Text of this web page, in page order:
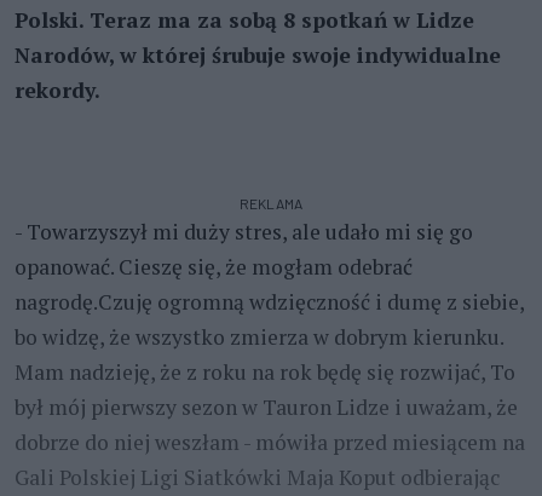
Polski. Teraz ma za sobą 8 spotkań w Lidze
Narodów, w której śrubuje swoje indywidualne
rekordy.
REKLAMA
- Towarzyszył mi duży stres, ale udało mi się go
opanować. Cieszę się, że mogłam odebrać
nagrodę.Czuję ogromną wdzięczność i dumę z siebie,
bo widzę, że wszystko zmierza w dobrym kierunku.
Mam nadzieję, że z roku na rok będę się rozwijać, To
był mój pierwszy sezon w Tauron Lidze i uważam, że
dobrze do niej weszłam - mówiła przed miesiącem na
Gali Polskiej Ligi Siatkówki Maja Koput odbierając